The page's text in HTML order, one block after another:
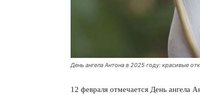
День ангела Антона в 2025 году: красивые
12 февраля отмечается День ангела